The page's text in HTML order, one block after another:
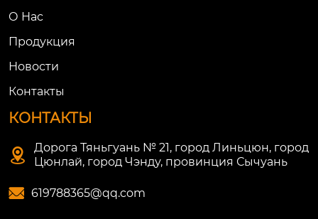
О Нac
Продукция
Новости
Контакты
КОНТАКТЫ

Дорога Тяньгуань № 21, город Линьцюн, город
Цюнлай, город Чэнду, провинция Сычуань
 619788365@qq.com